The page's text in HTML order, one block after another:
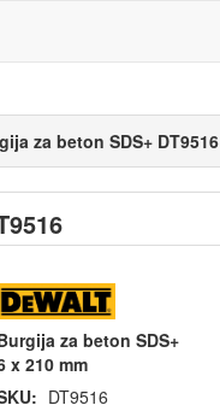
za beton SDS+ DT9516
za beton SDS+
x 210 mm
DT9516